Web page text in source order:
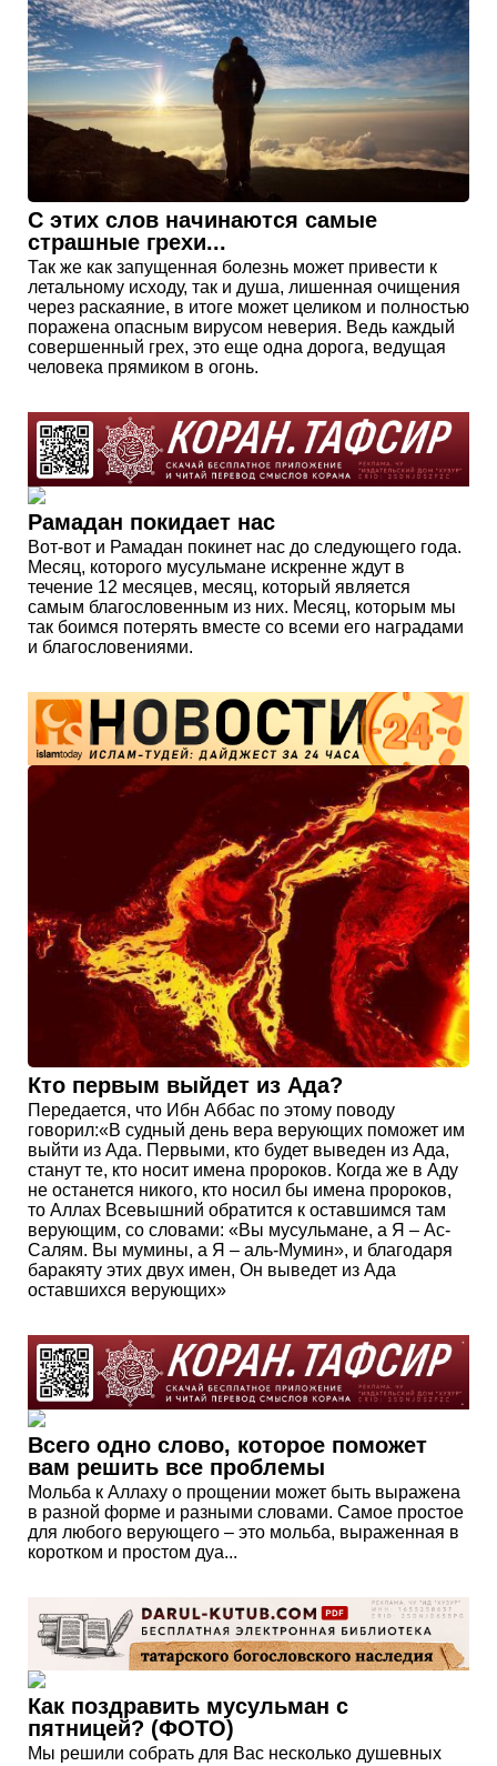
С этих слов начинаются самые
страшные грехи...
Так же как запущенная болезнь может привести к
летальному исходу, так и душа, лишенная очищения
через раскаяние, в итоге может целиком и полностью
поражена опасным вирусом неверия. Ведь каждый
совершенный грех, это еще одна дорога, ведущая
человека прямиком в огонь.
Рамадан покидает нас
Вот-вот и Рамадан покинет нас до следующего года.
Месяц, которого мусульмане искренне ждут в
течение 12 месяцев, месяц, который является
самым благословенным из них. Месяц, которым мы
так боимся потерять вместе со всеми его наградами
и благословениями.
Кто первым выйдет из Ада?
Передается, что Ибн Аббас по этому поводу
говорил:«В судный день вера верующих поможет им
выйти из Ада. Первыми, кто будет выведен из Ада,
станут те, кто носит имена пророков. Когда же в Аду
не останется никого, кто носил бы имена пророков,
то Аллах Всевышний обратится к оставшимся там
верующим, со словами: «Вы мусульмане, а Я – Ас-
Салям. Вы мумины, а Я – аль-Мумин», и благодаря
баракяту этих двух имен, Он выведет из Ада
оставшихся верующих»
Всего одно слово, которое поможет
вам решить все проблемы
Мольба к Аллаху о прощении может быть выражена
в разной форме и разными словами. Самое простое
для любого верующего – это мольба, выраженная в
коротком и простом дуа...
Как поздравить мусульман с
пятницей? (ФОТО)
Мы решили собрать для Вас несколько душевных